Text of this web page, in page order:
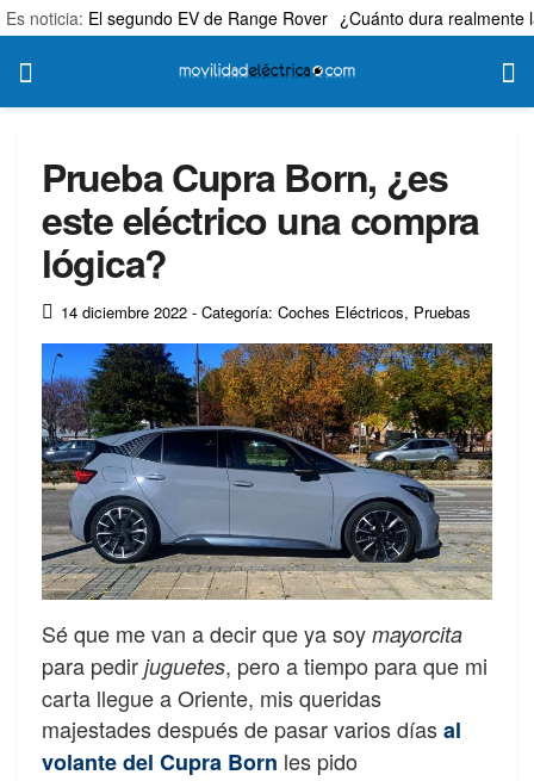
Es noticia: El segundo EV de Range Rover ¿Cuánto dura realmente
Prueba Cupra Born, ¿es
este eléctrico una compra
lógica?
14 diciembre 2022 - Categoría: Coches Eléctricos, Pruebas
Sé que me van a decir que ya soy mayorcita
para pedir juguetes, pero a tiempo para que mi
carta llegue a Oriente, mis queridas
majestades después de pasar varios díasal
volante del Cupra Born les pido